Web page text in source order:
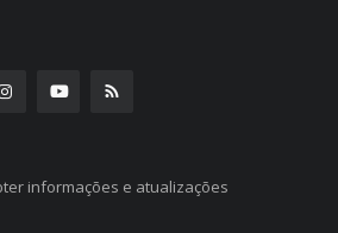
informações e atualizações